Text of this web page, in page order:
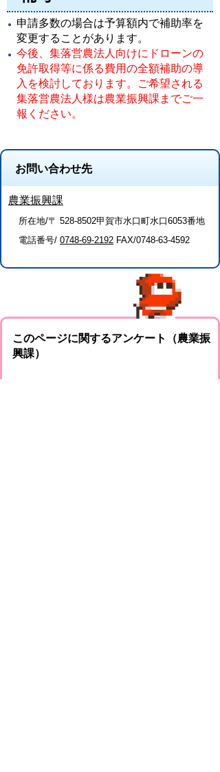
申請多数の場合は予算額内で補助率を
変更することがあります。
今後、集落営農法人向けにドローンの
免許取得等に係る費用の全額補助の導
入を検討しております。ご希望される
集落営農法人様は農業振興課までご一
報ください。
お問い合わせ先
農業振興課
所在地/〒 528-8502甲賀市水口町水口6053番地
電話番号/ 0748-69-2192 FAX/0748-63-4592
このページに関するアンケート（農業振
興課）